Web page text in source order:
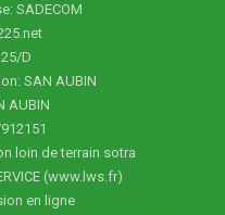
SADECOM
D
SAN AUBIN
AUBIN
loin de terrain sotra
(www.lws.fr)
en ligne